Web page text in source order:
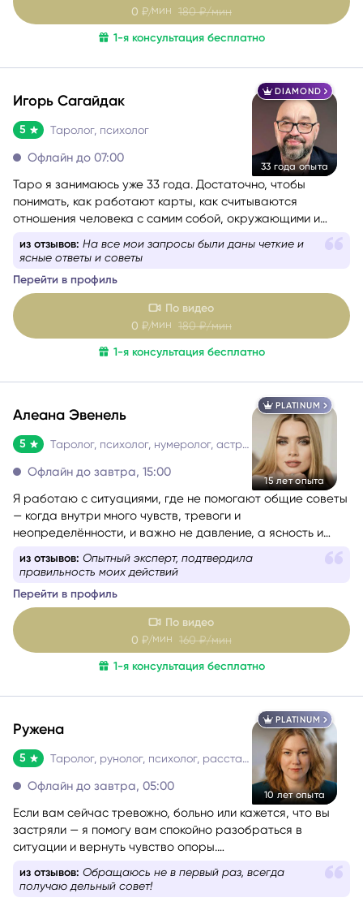
По видео
0 ₽/мин180 ₽/мин
DIAMOND
33 года опыта
Игорь Сагайдак
5
Таро я занимаюсь уже 33 года. Достаточно, чтобы
понимать, как работают карты, как считываются
событиями. Консультации веду с учётом состояния
собеседника — бережно и с вниманием. Как
дипломированный психолог и мастер-практик НЛП
необходимости использую техники гармонизации
эмоционального состояния.Работаю с метафорическими
ассоциативными картами, позволяющими глубже
раскрыть беспокоящую ситуацию, найти ресурсы в себе
из отзывов: Рассказал про бонусы для новичков на
Перейти в профиль
По видео
0 ₽/мин180 ₽/мин
PLATINUM
15 лет опыта
5
Я работаю с ситуациями, где не помогают общие советы
— когда внутри много чувств, тревоги и
опора. Моя задача — мягко помочь разобраться и пройти
этот этап спокойно и устойчиво.
из отзывов: Опытный эксперт, подтвердила
Перейти в профиль
По видео
0 ₽/мин160 ₽/мин
PLATINUM
10 лет опыта
Ружена
5
Если вам сейчас тревожно, больно или кажется, что вы
застряли — я помогу вам спокойно разобраться в
Со мной можно говорить честно и без страха быть
осуждённой. Я мягко и бережно проведу вас через
из отзывов: Обращаюсь не в первый раз, всегда